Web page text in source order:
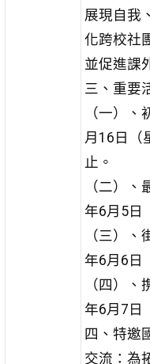
展現自我
化跨校社
並促進課
三、重要
（一）
月16日（
止。
（二）、
年6月5日
（三）
年6月6日
（四）
年6月7日
四、特邀
交流：為